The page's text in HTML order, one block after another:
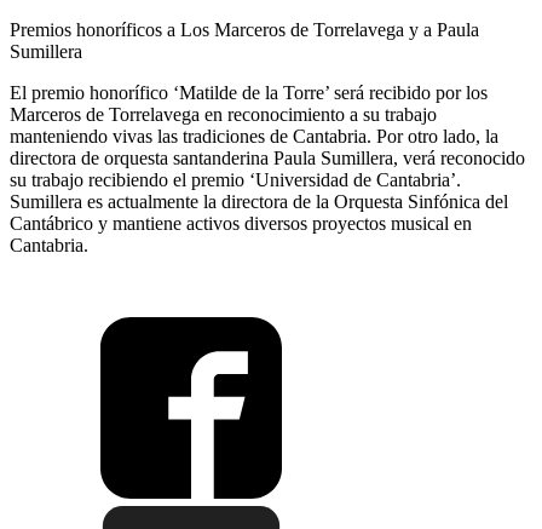
Premios honoríficos a Los Marceros de Torrelavega y a Paula
Sumillera
El premio honorífico ‘Matilde de la Torre’ será recibido por los
Marceros de Torrelavega en reconocimiento a su trabajo
manteniendo vivas las tradiciones de Cantabria. Por otro lado, la
directora de orquesta santanderina Paula Sumillera, verá reconocido
su trabajo recibiendo el premio ‘Universidad de Cantabria’.
Sumillera es actualmente la directora de la Orquesta Sinfónica del
Cantábrico y mantiene activos diversos proyectos musical en
Cantabria.